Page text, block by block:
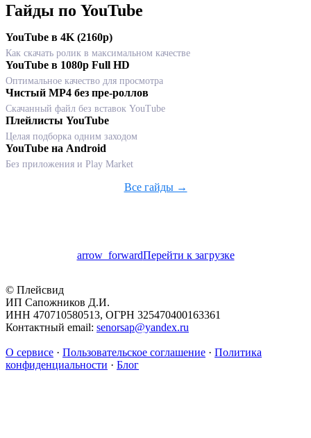
Гайды по YouTube
YouTube в 4K (2160p)
Как скачать ролик в максимальном качестве
YouTube в 1080p Full HD
Оптимальное качество для просмотра
Чистый MP4 без пре-роллов
Скачанный файл без вставок YouTube
Плейлисты YouTube
Целая подборка одним заходом
YouTube на Android
Без приложения и Play Market
Все гайды →
arrow_forwardПерейти к загрузке
© Плейсвид
ИП Сапожников Д.И.
ИНН 470710580513, ОГРН 325470400163361
Контактный email: senorsap@yandex.ru
О сервисе · Пользовательское соглашение · Политика
конфиденциальности · Блог